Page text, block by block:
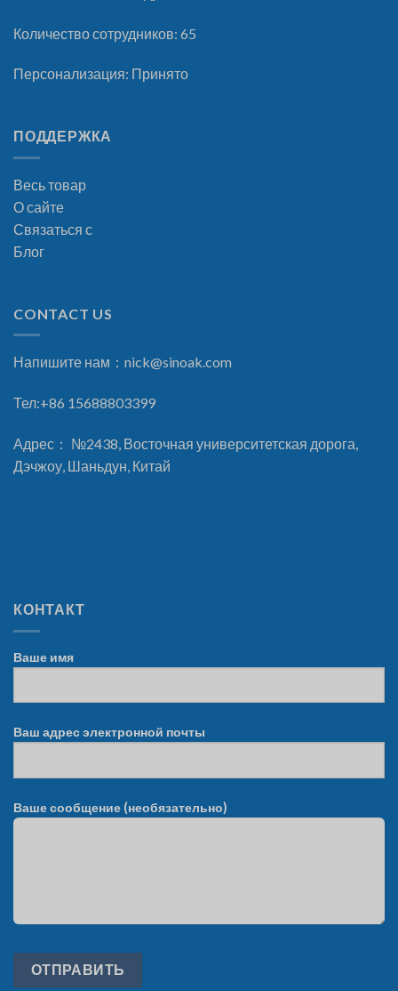
Количество сотрудников: 65
Персонализация: Принято
ПОДДЕРЖКА
Весь товар
О сайте
Связаться с
Блог
CONTACT US
Напишите нам： nick@sinoak.com
Тел:+86 15688803399
Адрес： №2438, Восточная университетская дорога,
Дэчжоу, Шаньдун, Китай
КОНТАКТ
Ваше имя
Ваш адрес электронной почты
Ваше сообщение (необязательно)